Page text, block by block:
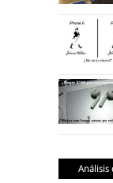
Análisis